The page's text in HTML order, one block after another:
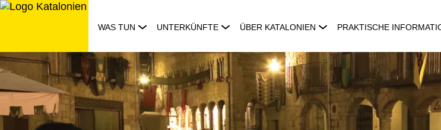
Zum
WAS TUN UNTERKÜNFTE ÜBER KATALONIEN PRAKTISCHE